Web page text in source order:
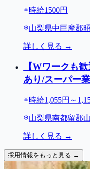
時給1500円
山梨県中巨摩郡
詳しく見る →
【Wワークも
あり/スーパー
時給1,055円～
山梨県南都留郡
詳しく見る →
採用情報をもっと見る →